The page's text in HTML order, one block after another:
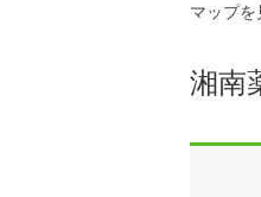
マップを
湘南